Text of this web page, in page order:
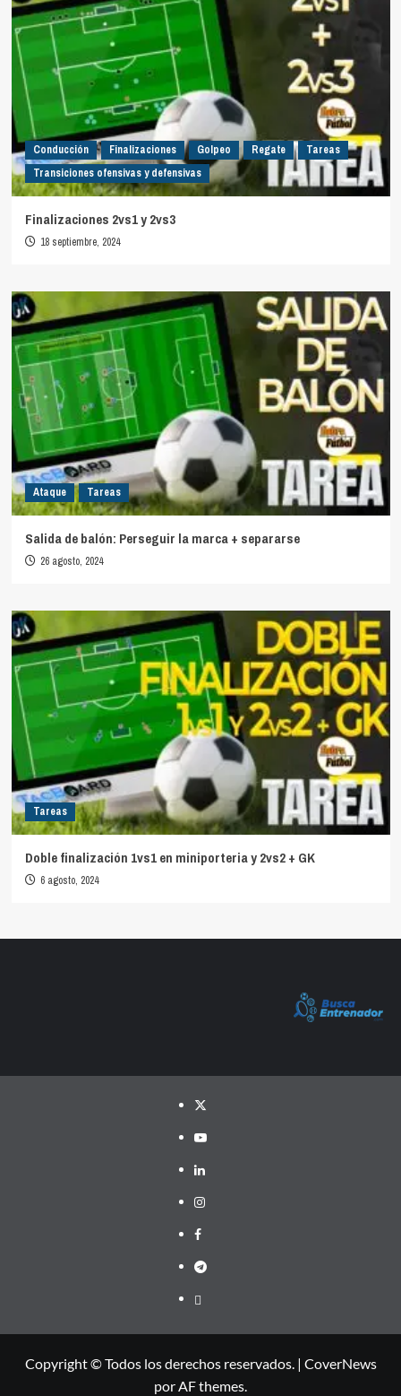
Conducción Finalizaciones Golpeo Regate
Tareas
Transiciones ofensivas y defensivas
Finalizaciones 2vs1 y 2vs3
18 septiembre, 2024
Ataque Tareas
Salida de balón: Perseguir la marca + separarse
26 agosto, 2024
Tareas
Doble finalización 1vs1 en miniporteria y 2vs2 + GK
6 agosto, 2024
Twitter
YouTube
LinkedIn
Instagram
Facebook
Telegram
PayPal
Copyright © Todos los derechos reservados. | CoverNews
por AF themes.